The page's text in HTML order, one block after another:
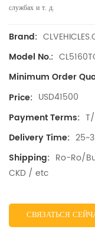
службах и т. д.
Brand:
Model No.:
Minimum Order
Price: USD41500
Payment Terms:
Delivery Time:
Shipping: Ro-Ro/
CKD / etc
СВЯЗАТЬСЯ